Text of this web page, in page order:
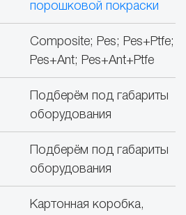
порошковой покраски
Сomposite; Pes; Pes+Ptfe;
Pes+Ant; Pes+Ant+Ptfe
Подберём под габариты
оборудования
Подберём под габариты
оборудования
Картонная коробка,